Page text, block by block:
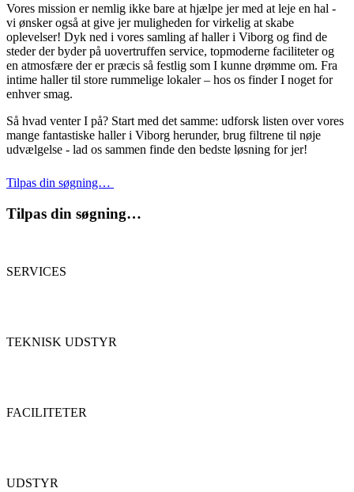
Vores mission er nemlig ikke bare at hjælpe jer med at leje en hal -
vi ønsker også at give jer muligheden for virkelig at skabe
oplevelser! Dyk ned i vores samling af haller i Viborg og find de
steder der byder på uovertruffen service, topmoderne faciliteter og
en atmosfære der er præcis så festlig som I kunne drømme om. Fra
intime haller til store rummelige lokaler – hos os finder I noget for
enhver smag.
Så hvad venter I på? Start med det samme: udforsk listen over vores
mange fantastiske haller i Viborg herunder, brug filtrene til nøje
udvælgelse - lad os sammen finde den bedste løsning for jer!
Tilpas din søgning…
Tilpas din søgning…
SERVICES
TEKNISK UDSTYR
FACILITETER
UDSTYR